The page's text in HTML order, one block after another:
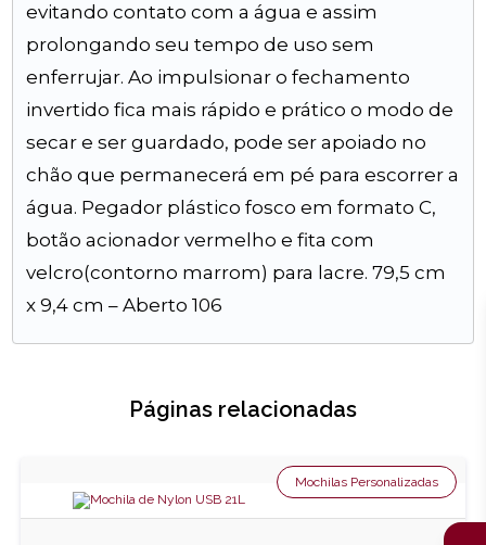
evitando contato com a água e assim
prolongando seu tempo de uso sem
enferrujar. Ao impulsionar o fechamento
invertido fica mais rápido e prático o modo de
secar e ser guardado, pode ser apoiado no
chão que permanecerá em pé para escorrer a
água. Pegador plástico fosco em formato C,
botão acionador vermelho e fita com
velcro(contorno marrom) para lacre. 79,5 cm
x 9,4 cm – Aberto 106
Páginas relacionadas
Mochilas Personalizadas